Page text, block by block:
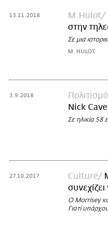
13.11.2018 Μ.Ηulot
στην
Σε μια
M. HULOT
3.9.2018
Nick
Σε ηλικία 58
27.10.2017 Culture
Ο Morrisey
Γιατί